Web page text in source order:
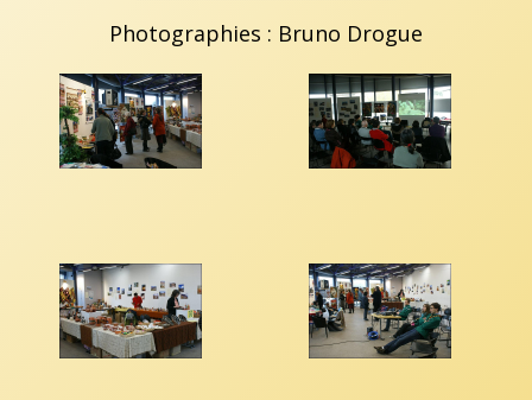
Photographies : Bruno Drogue